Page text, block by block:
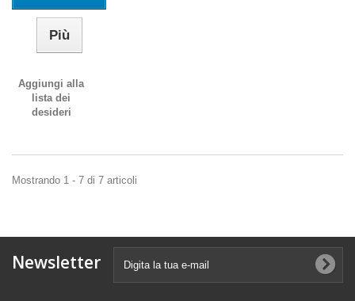
Più
Aggiungi alla
lista dei
desideri
Mostrando 1 - 7 di 7 articoli
Newsletter